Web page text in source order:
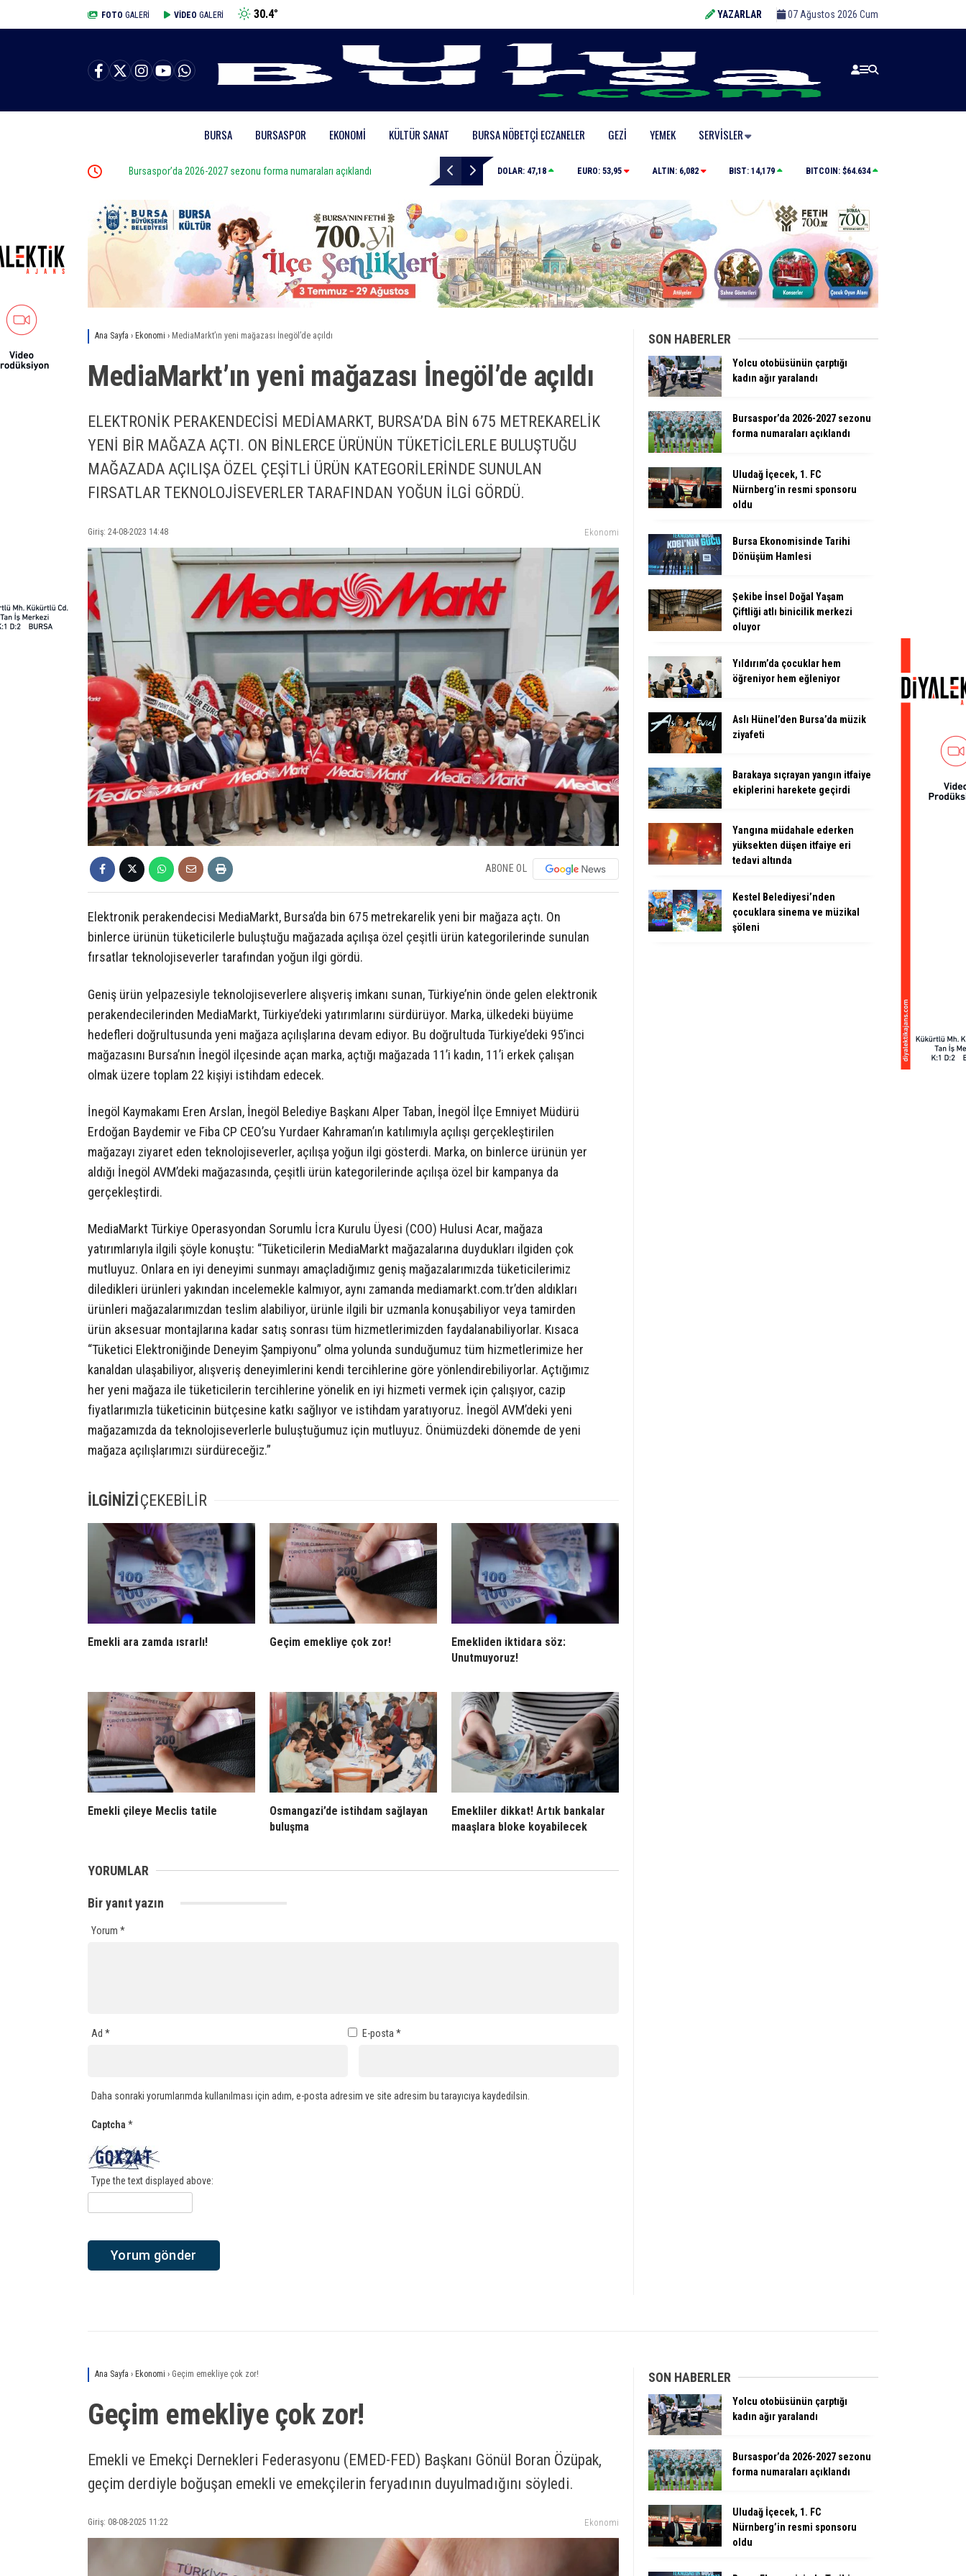
FOTO GALERİ VİDEO GALERİ 30.4° YAZARLAR 07 Ağustos 2026 Cum
BURSA BURSASPOR EKONOMI KÜLTÜR SANAT BURSA NÖBETÇI ECZANELER GEZI YEMEK SERVISLER
Bursaspor’da 2026-2027 sezonu forma numaraları açıklandı Uludağ İçecek, 1. FC Nürnberg’in resmi sponsoru oldu Bursa Ekonomisinde Tarihi Dönüşüm Hamlesi
DOLAR: 47,18 EURO: 53,95 ALTIN: 6,082 BIST: 14,179 BITCOIN: $64.634
Ana Sayfa › Ekonomi › MediaMarkt’ın yeni mağazası İnegöl’de açıldı
MediaMarkt’ın yeni mağazası İnegöl’de açıldı
ELEKTRONİK PERAKENDECİSİ MEDİAMARKT, BURSA’DA BİN 675 METREKARELİK
YENİ BİR MAĞAZA AÇTI. ON BİNLERCE ÜRÜNÜN TÜKETİCİLERLE BULUŞTUĞU
MAĞAZADA AÇILIŞA ÖZEL ÇEŞİTLİ ÜRÜN KATEGORİLERİNDE SUNULAN
FIRSATLAR TEKNOLOJİSEVERLER TARAFINDAN YOĞUN İLGİ GÖRDÜ.
Giriş: 24-08-2023 14:48 Ekonomi
ABONE OL
Elektronik perakendecisi MediaMarkt, Bursa’da bin 675 metrekarelik yeni bir mağaza açtı. On
binlerce ürünün tüketicilerle buluştuğu mağazada açılışa özel çeşitli ürün kategorilerinde sunulan
fırsatlar teknolojiseverler tarafından yoğun ilgi gördü.
Geniş ürün yelpazesiyle teknolojiseverlere alışveriş imkanı sunan, Türkiye’nin önde gelen elektronik
perakendecilerinden MediaMarkt, Türkiye’deki yatırımlarını sürdürüyor. Marka, ülkedeki büyüme
hedefleri doğrultusunda yeni mağaza açılışlarına devam ediyor. Bu doğrultuda Türkiye’deki 95’inci
mağazasını Bursa’nın İnegöl ilçesinde açan marka, açtığı mağazada 11’i kadın, 11’i erkek çalışan
olmak üzere toplam 22 kişiyi istihdam edecek.
İnegöl Kaymakamı Eren Arslan, İnegöl Belediye Başkanı Alper Taban, İnegöl İlçe Emniyet Müdürü
Erdoğan Baydemir ve Fiba CP CEO’su Yurdaer Kahraman’ın katılımıyla açılışı gerçekleştirilen
mağazayı ziyaret eden teknolojiseverler, açılışa yoğun ilgi gösterdi. Marka, on binlerce ürünün yer
aldığı İnegöl AVM’deki mağazasında, çeşitli ürün kategorilerinde açılışa özel bir kampanya da
gerçekleştirdi.
MediaMarkt Türkiye Operasyondan Sorumlu İcra Kurulu Üyesi (COO) Hulusi Acar, mağaza
yatırımlarıyla ilgili şöyle konuştu: “Tüketicilerin MediaMarkt mağazalarına duydukları ilgiden çok
mutluyuz. Onlara en iyi deneyimi sunmayı amaçladığımız geniş mağazalarımızda tüketicilerimiz
diledikleri ürünleri yakından incelemekle kalmıyor, aynı zamanda mediamarkt.com.tr’den aldıkları
ürünleri mağazalarımızdan teslim alabiliyor, ürünle ilgili bir uzmanla konuşabiliyor veya tamirden
ürün aksesuar montajlarına kadar satış sonrası tüm hizmetlerimizden faydalanabiliyorlar. Kısaca
“Tüketici Elektroniğinde Deneyim Şampiyonu” olma yolunda sunduğumuz tüm hizmetlerimize her
kanaldan ulaşabiliyor, alışveriş deneyimlerini kendi tercihlerine göre yönlendirebiliyorlar. Açtığımız
her yeni mağaza ile tüketicilerin tercihlerine yönelik en iyi hizmeti vermek için çalışıyor, cazip
fiyatlarımızla tüketicinin bütçesine katkı sağlıyor ve istihdam yaratıyoruz. İnegöl AVM’deki yeni
mağazamızda da teknolojiseverlerle buluştuğumuz için mutluyuz. Önümüzdeki dönemde de yeni
mağaza açılışlarımızı sürdüreceğiz.”
İLGİNİZİÇEKEBİLİR
Emekli ara zamda ısrarlı! Geçim emekliye çok zor!
Emekliden iktidara söz:
Unutmuyoruz!
Emekli çileye Meclis tatile
Osmangazi’de istihdam sağlayan
buluşma
Emekliler dikkat! Artık bankalar
maaşlara bloke koyabilecek
YORUMLAR
Bir yanıt yazın
Yorum *
Ad * E-posta *
Daha sonraki yorumlarımda kullanılması için adım, e-posta adresim ve site adresim bu tarayıcıya kaydedilsin.
Captcha *
Type the text displayed above:
SON HABERLER
Yolcu otobüsünün çarptığı
kadın ağır yaralandı
Bursaspor’da 2026-2027 sezonu
forma numaraları açıklandı
Uludağ İçecek, 1. FC
Nürnberg’in resmi sponsoru
oldu
Bursa Ekonomisinde Tarihi
Dönüşüm Hamlesi
Şekibe İnsel Doğal Yaşam
Çiftliği atlı binicilik merkezi
oluyor
Yıldırım’da çocuklar hem
öğreniyor hem eğleniyor
Aslı Hünel’den Bursa’da müzik
ziyafeti
Barakaya sıçrayan yangın itfaiye
ekiplerini harekete geçirdi
Yangına müdahale ederken
yüksekten düşen itfaiye eri
tedavi altında
Kestel Belediyesi’nden
çocuklara sinema ve müzikal
şöleni
Ana Sayfa › Ekonomi › Geçim emekliye çok zor!
Geçim emekliye çok zor!
Emekli ve Emekçi Dernekleri Federasyonu (EMED-FED) Başkanı Gönül Boran Özüpak,
geçim derdiyle boğuşan emekli ve emekçilerin feryadının duyulmadığını söyledi.
Giriş: 08-08-2025 11:22 Ekonomi
SON HABERLER
Yolcu otobüsünün çarptığı
kadın ağır yaralandı
Bursaspor’da 2026-2027 sezonu
forma numaraları açıklandı
Uludağ İçecek, 1. FC
Nürnberg’in resmi sponsoru
oldu